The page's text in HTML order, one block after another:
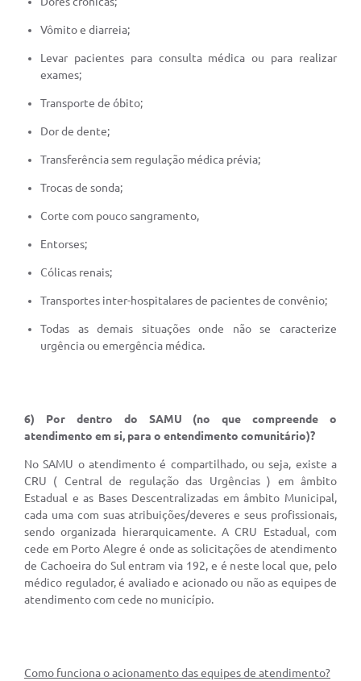
Vômito e diarreia;
Levar pacientes para consulta médica ou para realizar
exames;
Transporte de óbito;
Dor de dente;
Transferência sem regulação médica prévia;
Trocas de sonda;
Corte com pouco sangramento,
Entorses;
Cólicas renais;
Transportes inter-hospitalares de pacientes de convênio;
Todas as demais situações onde não se caracterize
urgência ou emergência médica.
6) Por dentro do SAMU (no que compreende o
atendimento em si, para o entendimento comunitário)?
No SAMU o atendimento é compartilhado, ou seja, existe a
CRU ( Central de regulação das Urgências ) em âmbito
Estadual e as Bases Descentralizadas em âmbito Municipal,
cada uma com suas atribuições/deveres e seus profissionais,
sendo organizada hierarquicamente. A CRU Estadual, com
cede em Porto Alegre é onde as solicitações de atendimento
de Cachoeira do Sul entram via 192, e é neste local que, pelo
médico regulador, é avaliado e acionado ou não as equipes de
atendimento com cede no município.
Como funciona o acionamento das equipes de atendimento?